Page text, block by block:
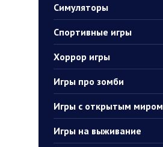
Симуляторы
Спортивные игры
Хоррор игры
Игры про зомби
Игры с открытым миром
Игры на выживание